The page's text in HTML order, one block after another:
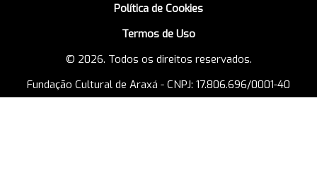
Política de Cookies
Termos de Uso
© 2026. Todos os direitos reservados.
Fundação Cultural de Araxá - CNPJ: 17.806.696/0001-40